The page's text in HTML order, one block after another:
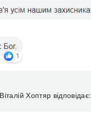
Хоптяр відповідає: